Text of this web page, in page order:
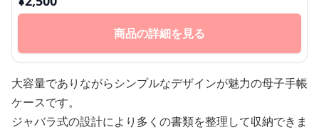
商品の詳細を見る
大容量でありながらシンプルなデザインが魅力の母子手帳
ケースです。
ジャバラ式の設計により多くの書類を整理して収納できま